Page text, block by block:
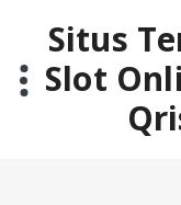
contentSitus
Slot